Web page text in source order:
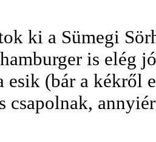
ki a Sümegi
is elég
esik (bár a
csapolnak,